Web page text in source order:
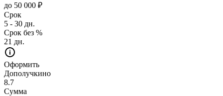
до 50 000 ₽
Срок
5 - 30 дн.
Срок без %
21 дн.
Оформить
Дополучкино
8.7
Сумма